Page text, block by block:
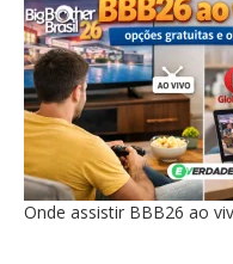
Onde assistir BBB26 ao